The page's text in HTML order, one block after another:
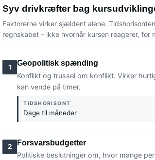
Syv drivkræfter bag
Faktorerne virker sjældent alene.
regnskabet – ikke hvornår kursen reagerer, for
1
Geopolitisk spænding
Konflikt og trussel om konflikt. Virker
kan vende på timer.
TIDSHORISONT
Dage til måneder
2
Forsvarsbudgetter
Politiske beslutninger om, hvor mange